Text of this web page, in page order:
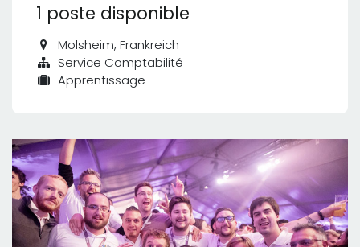
1 poste disponible
Molsheim,Frankreich
Service Comptabilité
Apprentissage